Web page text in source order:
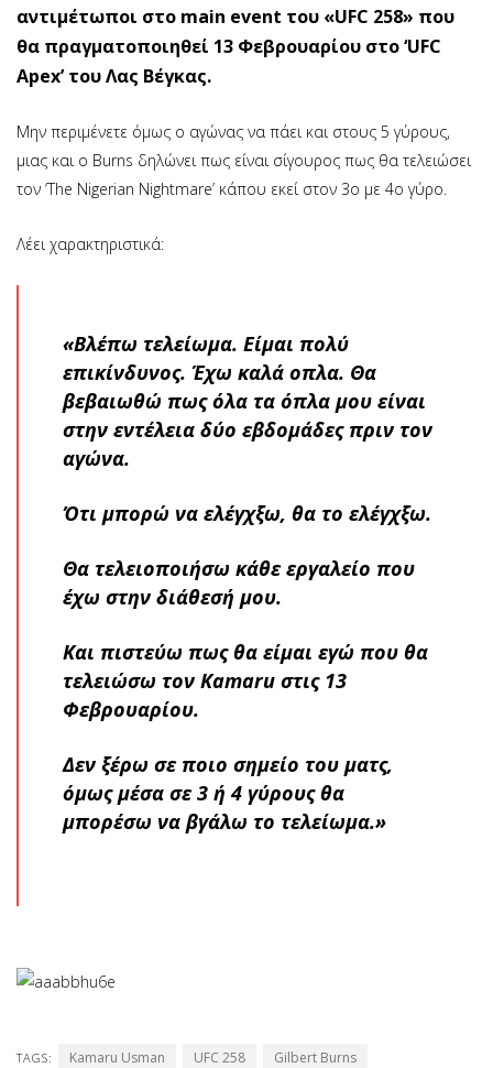
αντιμέτωποι στο main event του «UFC 258» που
θα πραγματοποιηθεί 13 Φεβρουαρίου στο ‘UFC
Apex’ του Λας Βέγκας.
Μην περιμένετε όμως ο αγώνας να πάει και στους 5 γύρους,
μιας και ο Burns δηλώνει πως είναι σίγουρος πως θα τελειώσει
τον ‘The Nigerian Nightmare’ κάπου εκεί στον 3ο με 4ο γύρο.
Λέει χαρακτηριστικά:
«Βλέπω τελείωμα. Είμαι πολύ
επικίνδυνος. Έχω καλά οπλα. Θα
βεβαιωθώ πως όλα τα όπλα μου είναι
στην εντέλεια δύο εβδομάδες πριν τον
αγώνα.
Ότι μπορώ να ελέγχξω, θα το ελέγχξω.
Θα τελειοποιήσω κάθε εργαλείο που
έχω στην διάθεσή μου.
Και πιστεύω πως θα είμαι εγώ που θα
τελειώσω τον Kamaru στις 13
Φεβρουαρίου.
Δεν ξέρω σε ποιο σημείο του ματς,
όμως μέσα σε 3 ή 4 γύρους θα
μπορέσω να βγάλω το τελείωμα.»
TAGS: Kamaru Usman UFC 258 Gilbert Burns